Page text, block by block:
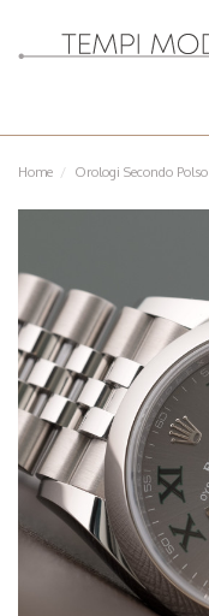
Home Orologi Secondo Polso